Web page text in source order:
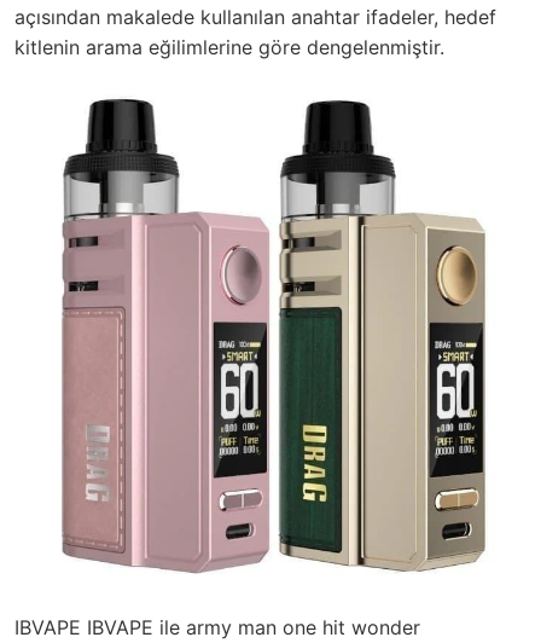
açısından makalede kullanılan anahtar ifadeler, hedef
kitlenin arama eğilimlerine göre dengelenmiştir.
IBVAPE IBVAPE ile army man one hit wonder